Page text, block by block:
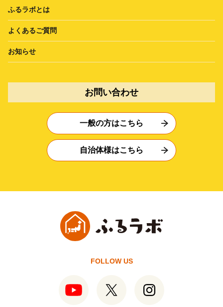
ふるラボとは
よくあるご質問
お知らせ
お問い合わせ
一般の方はこちら
自治体様はこちら
FOLLOW US